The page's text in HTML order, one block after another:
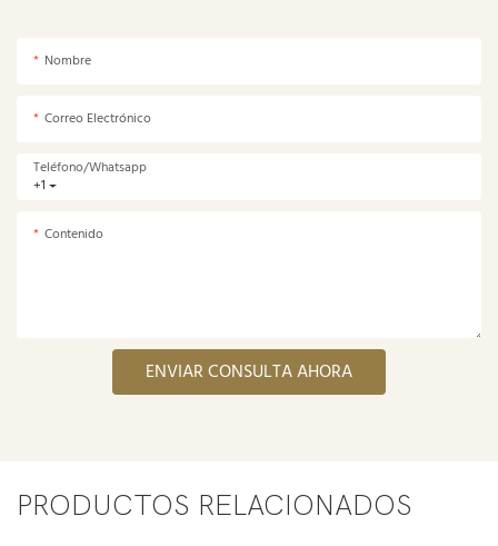
Nombre
Correo Electrónico
+1
Teléfono/whatsapp
Contenido
ENVIAR CONSULTA AHORA
PRODUCTOS RELACIONADOS